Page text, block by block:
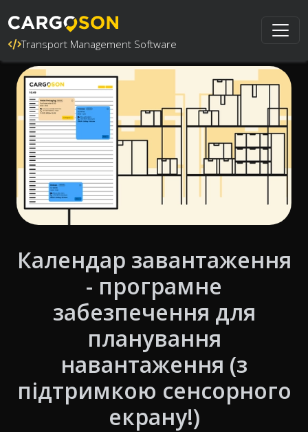
Transport Management Software
Календар завантаження
- програмне
забезпечення для
планування
навантаження (з
підтримкою сенсорного
екрану!)